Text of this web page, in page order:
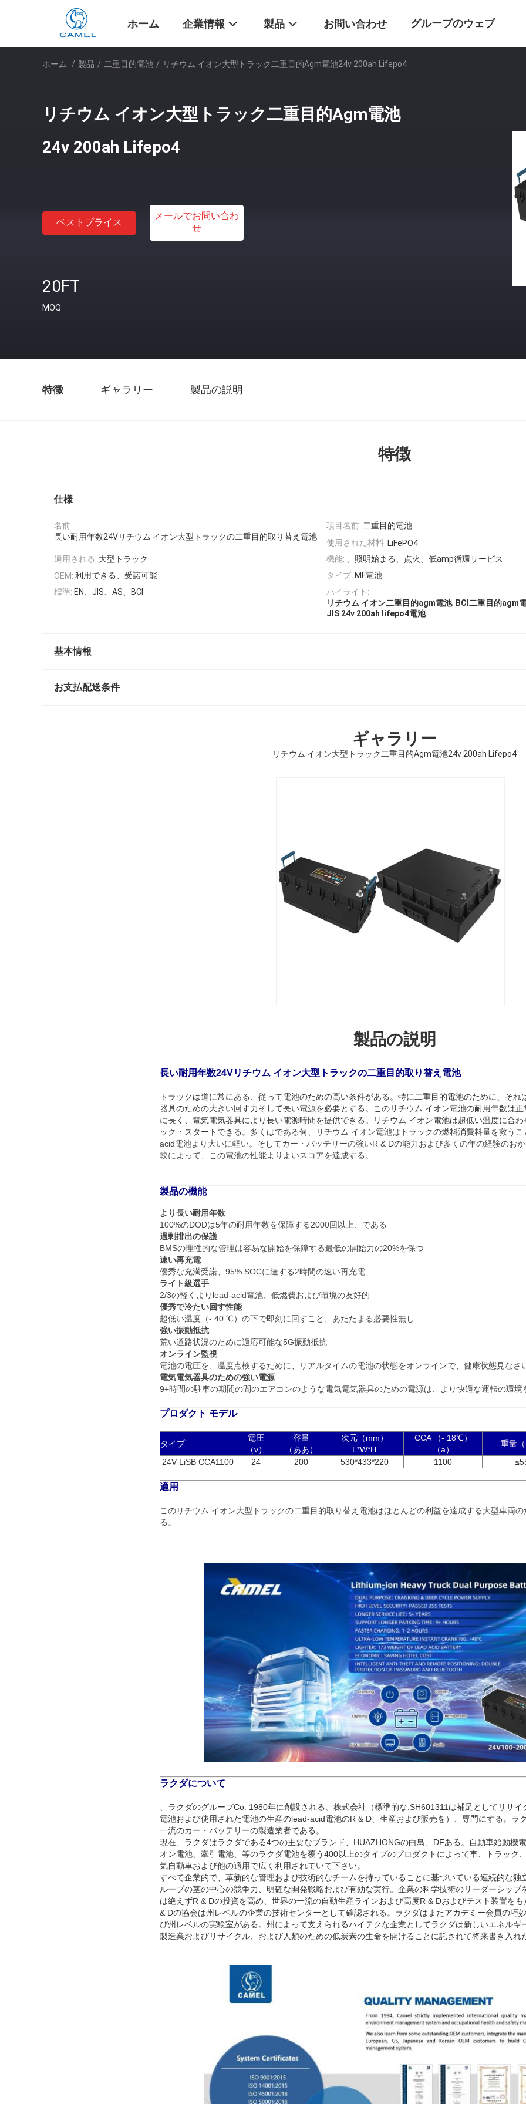
ホーム 企業情報 製品 お問い合わせ グループのウェブ
ホーム / 製品 / 二重目的電池 / リチウム イオン大型トラック二重目的Agm電池24v 200ah Lifepo4
リチウム イオン大型トラック二重目的Agm電池
24v 200ah Lifepo4
ベストプライス
メールでお問い合わ
せ
20FT
MOQ
特徴 ギャラリー 製品の説明
特徴
仕様
名前:
長い耐用年数24Vリチウム イオン大型トラックの二重目的取り替え電池
項目名前: 二重目的電池
使用された材料: LiFePO4
適用される: 大型トラック 機能:
、照明始まる、点火、低amp循環サービス
OEM: 利用できる、受諾可能 タイプ: MF電池
標準: EN、JIS、AS、BCI
ハイライト:
リチウム イオン二重目的agm電池, BCI二重目的agm
JIS 24v 200ah lifepo4電池
基本情報
お支払配送条件
ギャラリー
リチウム イオン大型トラック二重目的Agm電池24v 200ah Lifepo4
製品の説明
長い耐用年数24Vリチウム イオン大型トラックの二重目的取り替え電池
トラックは道に常にある、従って電池のための高い条件がある。特に二重目的電池のために、それ
器具のための大きい回す力そして長い電源を必要とする。このリチウム イオン電池の耐用年数は
に長く、電気電気器具により長い電源時間を提供できる。リチウム イオン電池は超低い温度に合
ック・スタートできる 。多くはである何、リチウム イオン電池はトラックの燃料消費料量を救う
acid電池より大いに軽い。そしてカー・バッテリーの強いR & Dの能力および多くの年の経験のお
較によって、この電池の性能よりよいスコアを達成する。
製品の機能
より長い耐用年数
100%のDODは5年の耐用年数を保障する2000回以上、である
過剰排出の保護
BMSの理性的な管理は容易な開始を保障する最低の開始力の20%を保つ
速い再充電
優秀な充満受諾、95% SOCに達する2時間の速い再充電
ライト級選手
2/3の軽くよりlead-acid電池、低燃費および環境の友好的
優秀で冷たい回す性能
超低い温度（- 40 ℃）の下で即刻に回すこと、あたたまる必要性無し
強い振動抵抗
荒い道路状況のために適応可能な5G振動抵抗
オンライン監視
電池の電圧を、温度点検するために、リアルタイムの電池の状態をオンラインで、健康状態見なさ
電気電気器具のための強い電源
9+時間の駐車の期間の間のエアコンのような電気電気器具のための電源は、より快適な運転の環境
プロダクト モデル
タイプ
電圧
（v）
容量
（ああ）
次元（mm）
L*W*H
CCA （- 18℃）
（a）
重量
24V LiSB CCA1100
24 200 530*433*220 1100
適用
このリチウム イオン大型トラックの二重目的取り替え電池はほとんどの利益を達成する大型車両
る。
ラクダについて
、ラクダのグループCo. 1980年に創設される、株式会社（標準的な:SH601311は補足としてリサ
電池および使用された電池の生産のlead-acid電池のR & D、生産および販売を）、専門にする。ラ
一流のカー・バッテリーの製造業者である。
現在、ラクダはラクダである4つの主要なブランド、HUAZHONGの白鳥、DFある。自動車始動機
オン電池、牽引電池、等のラクダ電池を覆う400以上のタイプのプロダクトによって車、トラック
気自動車および他の適用で広く利用されていて下さい。
すべて企業的で、革新的な管理および技術的なチームを持っていることに基づいている連続的な独
ループの茎の中心の競争力、明確な開発戦略および有効な実行。企業の科学技術のリーダーシップ
は絶えずR & Dの投資を高め、世界の一流の自動生産ラインおよび高度R & Dおよびテスト装置を
& Dの協会は州レベルの企業の技術センターとして確認される。ラクダはまたアカデミー会員の巧
び州レベルの実験室がある。州によって支えられるハイテクな企業としてラクダは新しいエネルギ
製造業およびリサイクル、および人類のための低炭素の生命を開けることに託されて将来書き入れ